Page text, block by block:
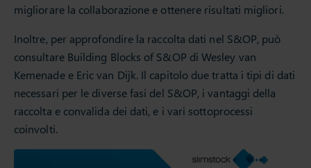
migliorare la collaborazione e ottenere risultati migliori.
Inoltre, per approfondire la raccolta dati nel S&OP, può
consultare Building Blocks of S&OP di Wesley van
Kemenade e Eric van Dijk. Il capitolo due tratta i tipi di dati
necessari per le diverse fasi del S&OP, i vantaggi della
raccolta e convalida dei dati, e i vari sottoprocessi
coinvolti.